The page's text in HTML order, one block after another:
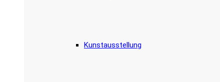
Kunstausstellung